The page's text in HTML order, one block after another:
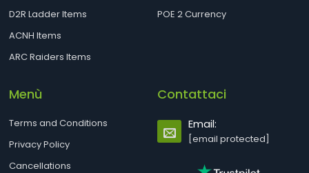
D2R Ladder Items
ACNH Items
ARC Raiders Items
POE 2 Currency
Menù
Terms and Conditions
Privacy Policy
Cancellations
Contattaci
Email:
[email protected]